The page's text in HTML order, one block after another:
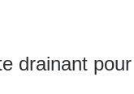
drainant